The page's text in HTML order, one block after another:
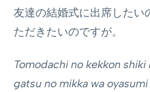
友達の結婚式に出席した
ただきたいのですが。
Tomodachi no kekkon
gatsu no mikka wa